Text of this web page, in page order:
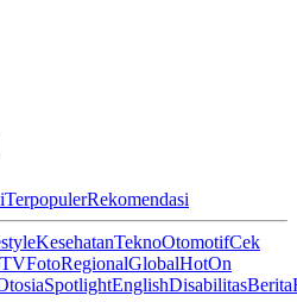
TerpopulerRekomendasi
KesehatanTeknoOtomotifCek
TVFotoRegionalGlobalHotOn
SpotlightEnglishDisabilitasBerita